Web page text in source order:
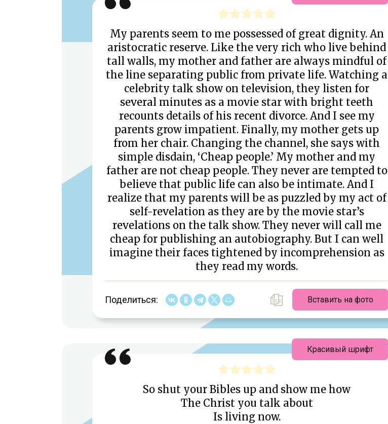
My parents seem to me possessed of great dignity. An
aristocratic reserve. Like the very rich who live behind
tall walls, my mother and father are always mindful of
the line separating public from private life. Watching a
celebrity talk show on television, they listen for
several minutes as a movie star with bright teeth
recounts details of his recent divorce. And I see my
parents grow impatient. Finally, my mother gets up
from her chair. Changing the channel, she says with
simple disdain, ‘Cheap people.’ My mother and my
father are not cheap people. They never are tempted to
believe that public life can also be intimate. And I
realize that my parents will be as puzzled by my act of
self-revelation as they are by the movie star’s
revelations on the talk show. They never will call me
cheap for publishing an autobiography. But I can well
imagine their faces tightened by incomprehension as
they read my words.
Поделиться: Вставить на фото
So shut your Bibles up and show me how
The Christ you talk about
Is living now.
Красивый шрифт